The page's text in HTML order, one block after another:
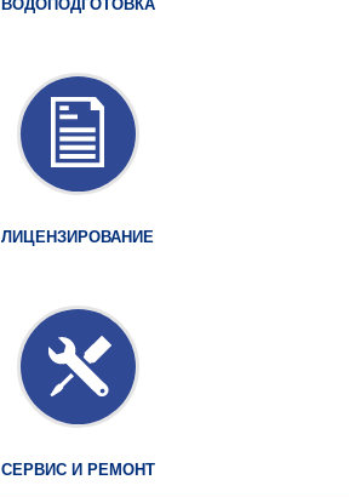
ВОДОПОДГОТОВКА
ЛИЦЕНЗИРОВАНИЕ
СЕРВИС И РЕМОНТ